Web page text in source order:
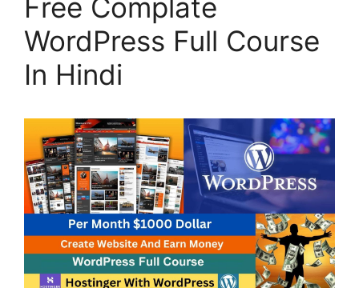
Free Complate
WordPress Full Course
In Hindi